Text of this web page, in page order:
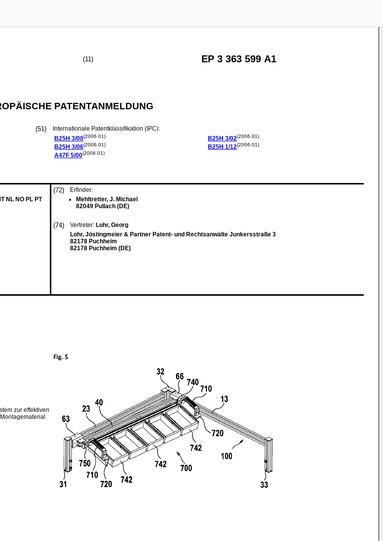
(11) EP 3 363 599 A1
PATENTANMELDUNG
(51)
Internationale Patentklassifikation (IPC):
B25H 3/00(2006.01)
B25H 3/06(2006.01)
A47F 5/00(2006.01)
B25H 3/02(2006.01)
B25H 1/12(2006.01)
NL NO PL PT
(72)
Erfinder:
Mehltretter, J. Michael
82049 Pullach (DE)
(74) Vertreter: Lohr, Georg
Lohr, Jöstingmeier & Partner Patent- und Rechtsanwälte Junkersstraße 3
82178 Puchheim
82178 Puchheim (DE)
zur effektiven